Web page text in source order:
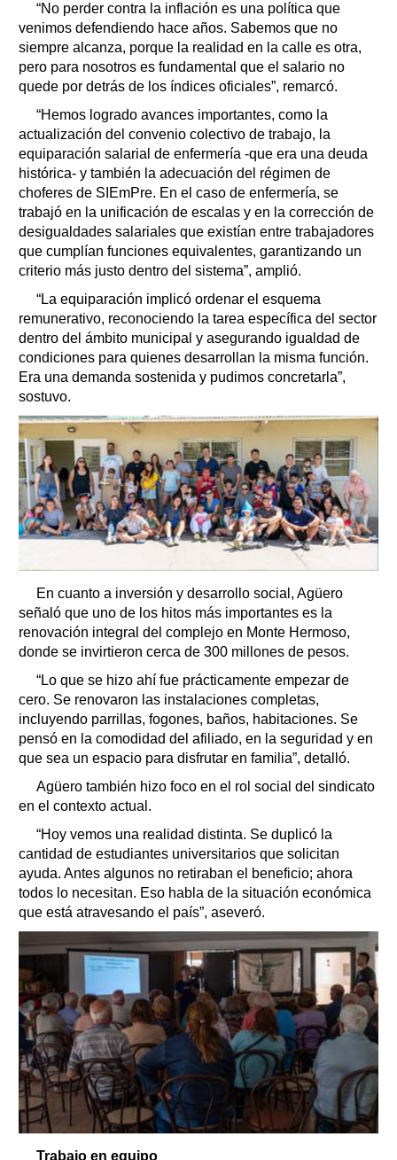
“No perder contra la inflación es una política que
venimos defendiendo hace años. Sabemos que no
siempre alcanza, porque la realidad en la calle es otra,
pero para nosotros es fundamental que el salario no
quede por detrás de los índices oficiales”, remarcó.
“Hemos logrado avances importantes, como la
actualización del convenio colectivo de trabajo, la
equiparación salarial de enfermería -que era una deuda
histórica- y también la adecuación del régimen de
choferes de SIEmPre. En el caso de enfermería, se
trabajó en la unificación de escalas y en la corrección de
desigualdades salariales que existían entre trabajadores
que cumplían funciones equivalentes, garantizando un
criterio más justo dentro del sistema”, amplió.
“La equiparación implicó ordenar el esquema
remunerativo, reconociendo la tarea específica del sector
dentro del ámbito municipal y asegurando igualdad de
condiciones para quienes desarrollan la misma función.
Era una demanda sostenida y pudimos concretarla”,
sostuvo.
En cuanto a inversión y desarrollo social, Agüero
señaló que uno de los hitos más importantes es la
renovación integral del complejo en Monte Hermoso,
donde se invirtieron cerca de 300 millones de pesos.
“Lo que se hizo ahí fue prácticamente empezar de
cero. Se renovaron las instalaciones completas,
incluyendo parrillas, fogones, baños, habitaciones. Se
pensó en la comodidad del afiliado, en la seguridad y en
que sea un espacio para disfrutar en familia”, detalló.
Agüero también hizo foco en el rol social del sindicato
en el contexto actual.
“Hoy vemos una realidad distinta. Se duplicó la
cantidad de estudiantes universitarios que solicitan
ayuda. Antes algunos no retiraban el beneficio; ahora
todos lo necesitan. Eso habla de la situación económica
que está atravesando el país”, aseveró.
Trabajo en equipo